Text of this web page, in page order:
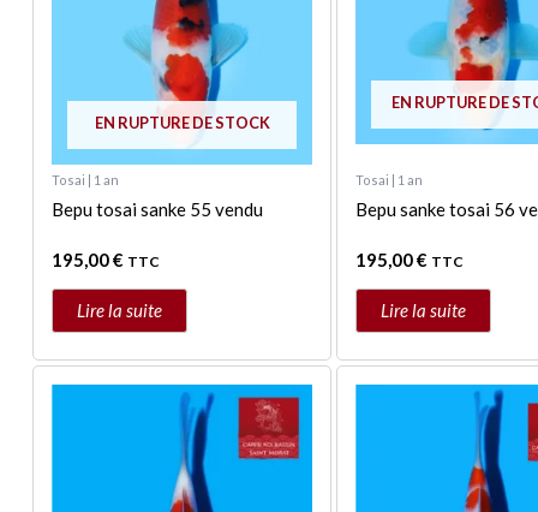
EN RUPTURE DE STOCK
Tosai | 1 an
Bepu tosai sanke 55 vendu
195,00€ TTC
Lire la suite
EN RUPTURE DE
Tosai | 1 an
Bepu sanke tosai 56
195,00€ TTC
Lire la suite